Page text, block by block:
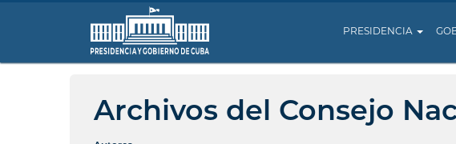
PRESIDENCIA
Archivos del Consejo